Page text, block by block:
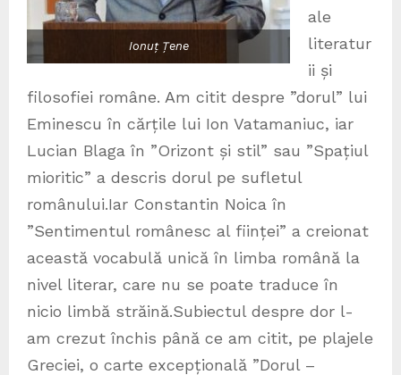
Ionuț Țene
ale
literatur
ii și
filosofiei române. Am citit despre ”dorul” lui
Eminescu în cărțile lui Ion Vatamaniuc, iar
Lucian Blaga în ”Orizont și stil” sau ”Spațiul
mioritic” a descris dorul pe sufletul
românului.Iar Constantin Noica în
”Sentimentul românesc al ființei” a creionat
această vocabulă unică în limba română la
nivel literar, care nu se poate traduce în
nicio limbă străină.Subiectul despre dor l-
am crezut închis până ce am citit, pe plajele
Greciei, o carte excepțională ”Dorul –